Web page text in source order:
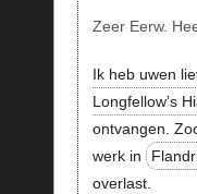
Zeer Eerw.
Ik heb uwen
Longfellow’s
ontvangen.
werk in
overlast.